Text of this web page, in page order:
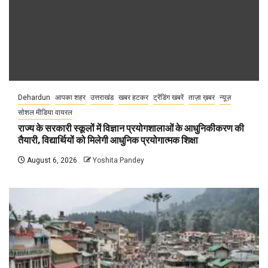
Dehardun आपका शहर उत्तराखंड खबर हटकर ट्रेंडिंग खबरें ताज़ा ख़बर न्यूज़
सोशल मीडिया वायरल
राज्य के सरकारी स्कूलों में विज्ञान प्रयोगशालाओं के आधुनिकीकरण की
तैयारी, विद्यार्थियों को मिलेगी आधुनिक प्रयोगात्मक शिक्षा
August 6, 2026 Yoshita Pandey